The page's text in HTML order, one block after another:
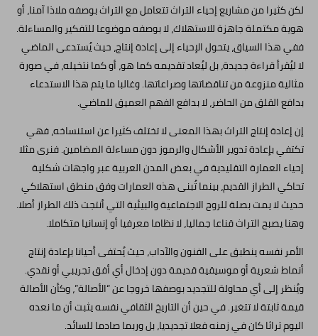
لكن كثيرا من مشاريع إحياء التراث تتعامل مع التراث بوصفه ملاذا آمنا، أو
هوية مكتملة جاهزة للاستهلاك، لا بوصفه موضوعا للتفكير والمساءلة.
ففي هذا السياق، يتحول الإحياء إلى إعادة إنتاج، حيث يُستدعى الماضي
لا ليُقرأ قراءة جديدة، بل ليُعاد تقديمه كما هو، أو كما نتخيله، في صورة
مثالية منزوعة من تناقضاتها وصراعاتها. وغالبا ما يتم هذا الاستدعاء
بدافع القلق من الحاضر، لا بدافع الفهم العميق للماضي.
إن إعادة إنتاج التراث بهذا المعنى لا تختلف كثيرا عن استنساخه، فهي
تكتفي بإعادة تدوير الأشكال والرموز دون مساءلة المضامين. فنرى مثلا
إحياء العمارة التقليدية في بعض المدن العربية عبر واجهات شكلية
تحاكي الطراز القديم، بينما تُبنى هذه العمارات وفق منطق استهلاكي
حديث لا يمت بصلة للروح الاجتماعية والبيئية التي أنتجت ذلك الطراز أصلا.
وهنا يصبح التراث قناعا جماليا، لا نظاما معرفيا أو إنسانيا متكاملا.
الأمر نفسه ينطبق على الفنون والآداب، حيث يُحتفى أحيانا بإعادة إنتاج
أنماط شعرية أو موسيقية قديمة دون إدخال أي أفق تجريبي أو نقدي.
ويُنظر إلى أي محاولة للتجديد بوصفها خروجا عن “الأصالة”، وكأن الأصالة
قيمة ثابتة لا تتغير. في حين أن التاريخ الثقافي نفسه يثبت أن ما نعده
اليوم تراثا كان في زمنه فعلا تجديديا، بل وربما صادما للسائد.